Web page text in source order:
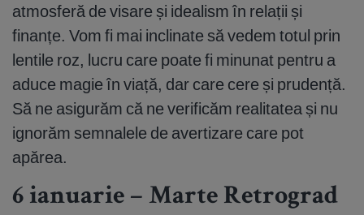
atmosferă de visare și idealism în relații și
finanțe. Vom fi mai inclinate să vedem totul prin
lentile roz, lucru care poate fi minunat pentru a
aduce magie în viață, dar care cere și prudență.
Să ne asigurăm că ne verificăm realitatea și nu
ignorăm semnalele de avertizare care pot
apărea.
6 ianuarie – Marte Retrograd